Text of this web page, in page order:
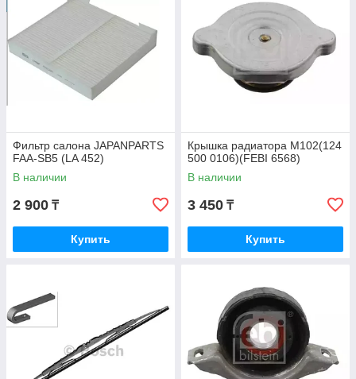
Фильтр салона JAPANPARTS
FAA-SB5 (LA 452)
В наличии
2 900 ₸
Купить
Крышка радиатора M102(124
500 0106)(FEBI 6568)
В наличии
3 450 ₸
Купить